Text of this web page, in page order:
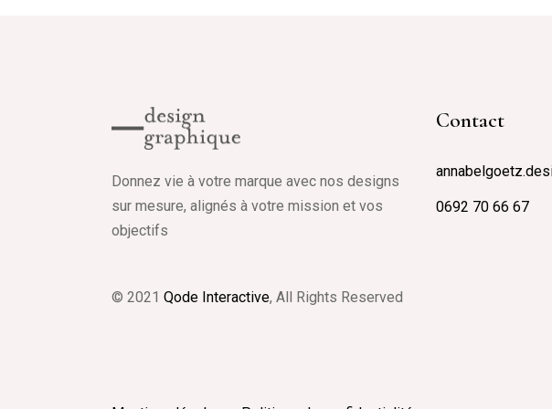
Donnez vie à votre marque avec nos designs
sur mesure, alignés à votre mission et vos
objectifs
© 2021 Qode Interactive, All Rights Reserved
Contact
0692 70 66 67